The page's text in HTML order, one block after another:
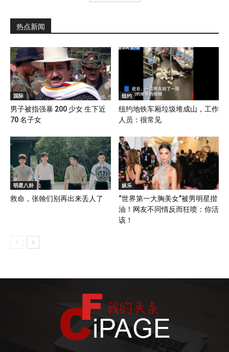
热点新闻
国际
男子被指强暴 200 少女 生下近
70 名子女
纽约
纽约地铁车厢垃圾堆成山，工作
人员：很常见
明星八卦
救命，张翰们别再出来丢人了
娱乐
“世界第一大胸美女”被男明星揩
油！网友不同情反而狂喷：你活
该！